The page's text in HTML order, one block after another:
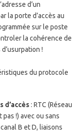
d’un
la porte d’accès au
sur le poste
la cohérence de
!
du protocole
d’accès: RTC (Réseau
!) avec ou sans
B et D, liaisons